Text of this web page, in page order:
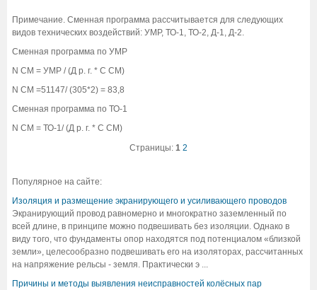
Примечание. Сменная программа рассчитывается для следующих
видов технических воздействий: УМР, ТО-1, ТО-2, Д-1, Д-2.
Сменная программа по УМР
N СМ = УМР / (Д р. г. * С СМ)
N СМ =51147/ (305*2) = 83,8
Сменная программа по ТО-1
N СМ = ТО-1/ (Д р. г. * С СМ)
Страницы: 1 2
Популярное на сайте:
Изоляция и размещение экранирующего и усиливающего проводов
Экранирующий провод равномерно и многократно заземленный по
всей длине, в принципе можно подвешивать без изоляции. Однако в
виду того, что фундаменты опор находятся под потенциалом «близкой
земли», целесообразно подвешивать его на изоляторах, рассчитанных
на напряжение рельсы - земля. Практически э ...
Причины и методы выявления неисправностей колёсных пар